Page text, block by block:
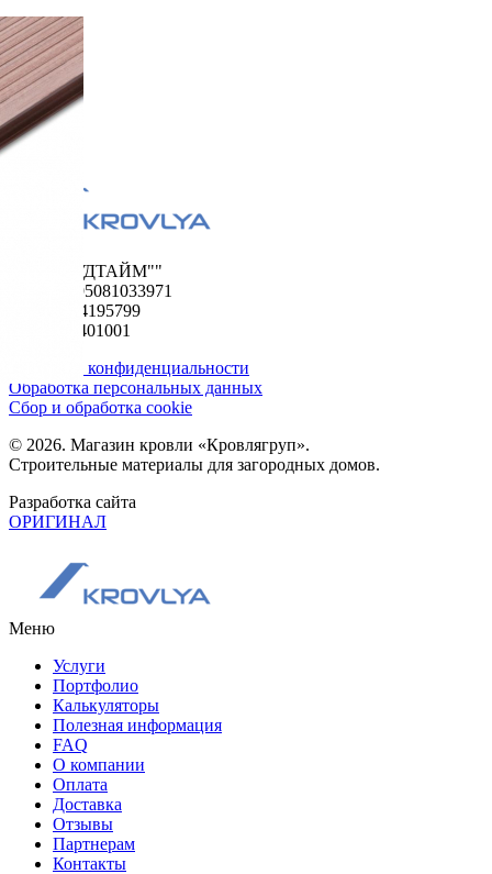
ООО "ФУДТАЙМ""
ОГРН 1195081033971
ИНН 5024195799
КПП 502401001
Политика конфиденциальности
Обработка персональных данных
Сбор и обработка cookie
© 2026. Магазин кровли «Кровлягруп».
Строительные материалы для загородных домов.
Разработка сайта
ОРИГИНАЛ
Меню
Услуги
Портфолио
Калькуляторы
Полезная информация
FAQ
О компании
Оплата
Доставка
Отзывы
Партнерам
Контакты